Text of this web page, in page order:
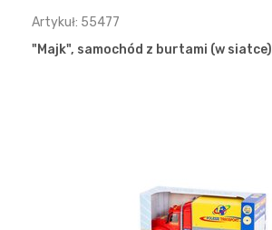
Artykuł: 55477
"Majk", samochód z burtami (w siatce)